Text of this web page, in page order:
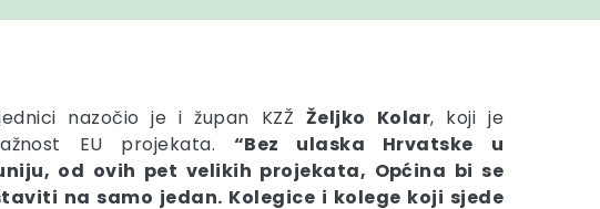
nazočio je i župan KZŽ Željko Kolar, koji je
EU projekata. “Bez ulaska Hrvatske u
od ovih pet velikih projekata, Općina bi se
na samo jedan. Kolegice i kolege koji sjede